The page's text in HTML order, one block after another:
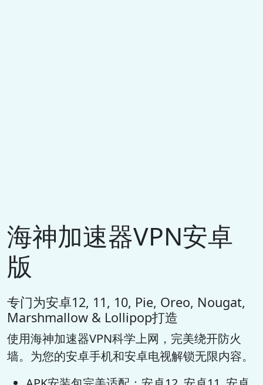
海神加速器VPN安卓
版
专门为安卓12, 11, 10, Pie, Oreo, Nougat,
Marshmallow & Lollipop打造
使用海神加速器VPN科学上网，完美绕开防火
墙。为您的安卓手机和安卓电视解锁无限内容。